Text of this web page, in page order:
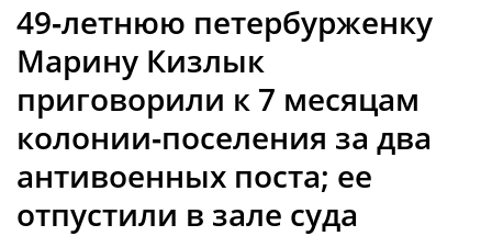
49‑летнюю петербурженку
Марину Кизлык
приговорили к 7 месяцам
колонии‑поселения за два
антивоенных поста; ее
отпустили в зале суда